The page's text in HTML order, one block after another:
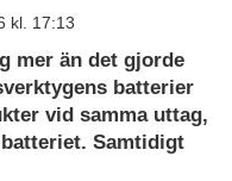
kl. 17:13
mer än det gjorde
batterier
vid samma uttag,
Samtidigt